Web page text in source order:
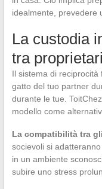
idealmente, prevedere
La custodia
tra proprietari
Il sistema di reciprocità
gatto del tuo partner
durante le tue.
modello come
La compatibilità tra
socievoli si
in un ambiente
subire uno stress